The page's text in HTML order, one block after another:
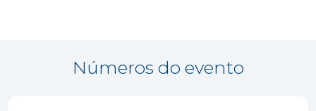
Números do evento